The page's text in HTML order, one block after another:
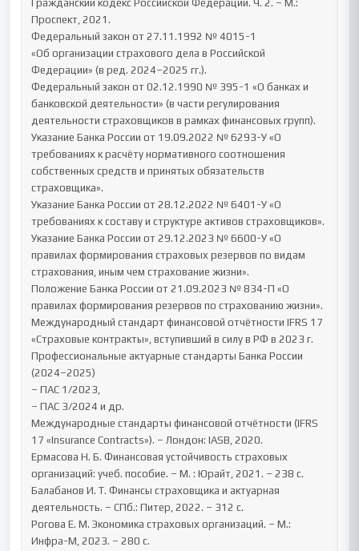
Гражданский кодекс Российской Федерации. Ч. 2. – М.:
Проспект, 2021.
Федеральный закон от 27.11.1992 № 4015-1
«Об организации страхового дела в Российской
Федерации» (в ред. 2024–2025 гг.).
Федеральный закон от 02.12.1990 № 395-1 «О банках и
банковской деятельности» (в части регулирования
деятельности страховщиков в рамках финансовых групп).
Указание Банка России от 19.09.2022 № 6293-У «О
требованиях к расчёту нормативного соотношения
собственных средств и принятых обязательств
страховщика».
Указание Банка России от 28.12.2022 № 6401-У «О
требованиях к составу и структуре активов страховщиков».
Указание Банка России от 29.12.2023 № 6600-У «О
правилах формирования страховых резервов по видам
страхования, иным чем страхование жизни».
Положение Банка России от 21.09.2023 № 834-П «О
правилах формирования резервов по страхованию жизни».
Международный стандарт финансовой отчётности IFRS 17
«Страховые контракты», вступивший в силу в РФ в 2023 г.
Профессиональные актуарные стандарты Банка России
(2024–2025)
– ПАС 1/2023,
– ПАС 3/2024 и др.
Международные стандарты финансовой отчётности (IFRS
17 «Insurance Contracts»). – Лондон: IASB, 2020.
Ермасова Н. Б. Финансовая устойчивость страховых
организаций: учеб. пособие. – М. : Юрайт, 2021. – 238 с.
Балабанов И. Т. Финансы страховщика и актуарная
деятельность. – СПб.: Питер, 2022. – 312 с.
Рогова Е. М. Экономика страховых организаций. – М.:
Инфра-М, 2023. – 280 с.